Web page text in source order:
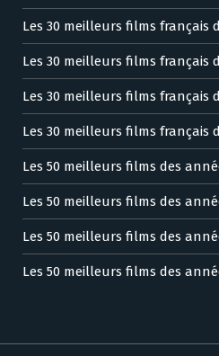
Les 30 meilleurs films français
Les 30 meilleurs films français
Les 30 meilleurs films français
Les 30 meilleurs films français
Les 50 meilleurs films des
Les 50 meilleurs films des
Les 50 meilleurs films des
Les 50 meilleurs films des